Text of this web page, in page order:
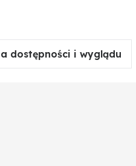
dostępności i wyglądu